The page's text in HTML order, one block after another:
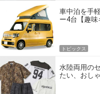
車中泊を手
ー4台【趣味
トピックス
水陸両用の
たい、おし